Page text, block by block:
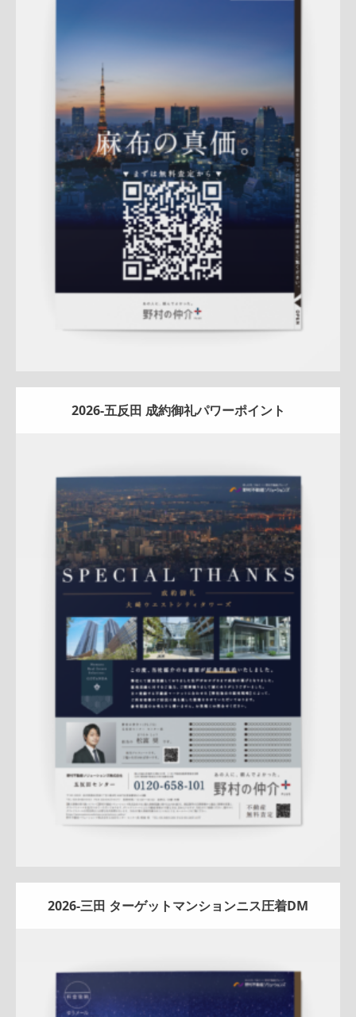
Update:2026.02.18
折りパンフレット土地エリア広告 売却訴求査定 クール
プレミアム 麻布営業部QRコード市場動向 相場
詳しく見る
2026-五反田 成約御礼パワーポイント
Update: 2026.01.08
マンション エリア広告人気商品実績訴求新作クール
反田センター アフターフォロー 反響成約御礼
詳しく見る
2026-三田 ターゲットマンションニス圧着DM